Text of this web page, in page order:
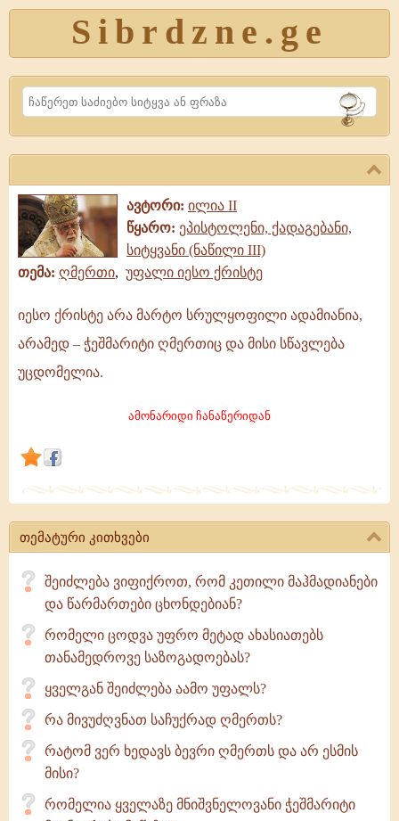
Sibrdzne.ge
Search
ავტორი: ილია II
წყარო: ეპისტოლენი, ქადაგებანი,
სიტყვანი (ნაწილი III)
თემა: ღმერთი, უფალი იესო ქრისტე
იესო
ქრისტე
არა
სრულყოფილი
ადამიანია,
არამედ
–
ჭეშმარიტი
ღმერთიც
და
მისი
სწავლება
უცდომელია.
იესო ქრისტე არა მარტო სრულყოფილი ადამიანია,
არამედ – ჭეშმარიტი ღმერთიც და მისი სწავლება
უცდომელია.
ამონარიდი ჩანაწერიდან
თემატური კითხვები
შეიძლება ვიფიქროთ, რომ კეთილი მაჰმადიანები
და წარმართები ცხონდებიან?
რომელი ცოდვა უფრო მეტად ახასიათებს
თანამედროვე საზოგადოებას?
ყველგან შეიძლება აამო უფალს?
რა მივუძღვნათ საჩუქრად ღმერთს?
რატომ ვერ ხედავს ბევრი ღმერთს და არ ესმის
მისი?
რომელია ყველაზე მნიშვნელოვანი ჭეშმარიტი